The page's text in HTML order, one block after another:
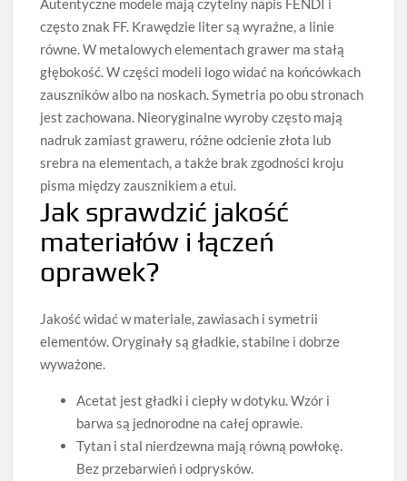
Autentyczne modele mają czytelny napis FENDI i
często znak FF. Krawędzie liter są wyraźne, a linie
równe. W metalowych elementach grawer ma stałą
głębokość. W części modeli logo widać na końcówkach
zauszników albo na noskach. Symetria po obu stronach
jest zachowana. Nieoryginalne wyroby często mają
nadruk zamiast graweru, różne odcienie złota lub
srebra na elementach, a także brak zgodności kroju
pisma między zausznikiem a etui.
Jak sprawdzić jakość
materiałów i łączeń
oprawek?
Jakość widać w materiale, zawiasach i symetrii
elementów. Oryginały są gładkie, stabilne i dobrze
wyważone.
Acetat jest gładki i ciepły w dotyku. Wzór i
barwa są jednorodne na całej oprawie.
Tytan i stal nierdzewna mają równą powłokę.
Bez przebarwień i odprysków.